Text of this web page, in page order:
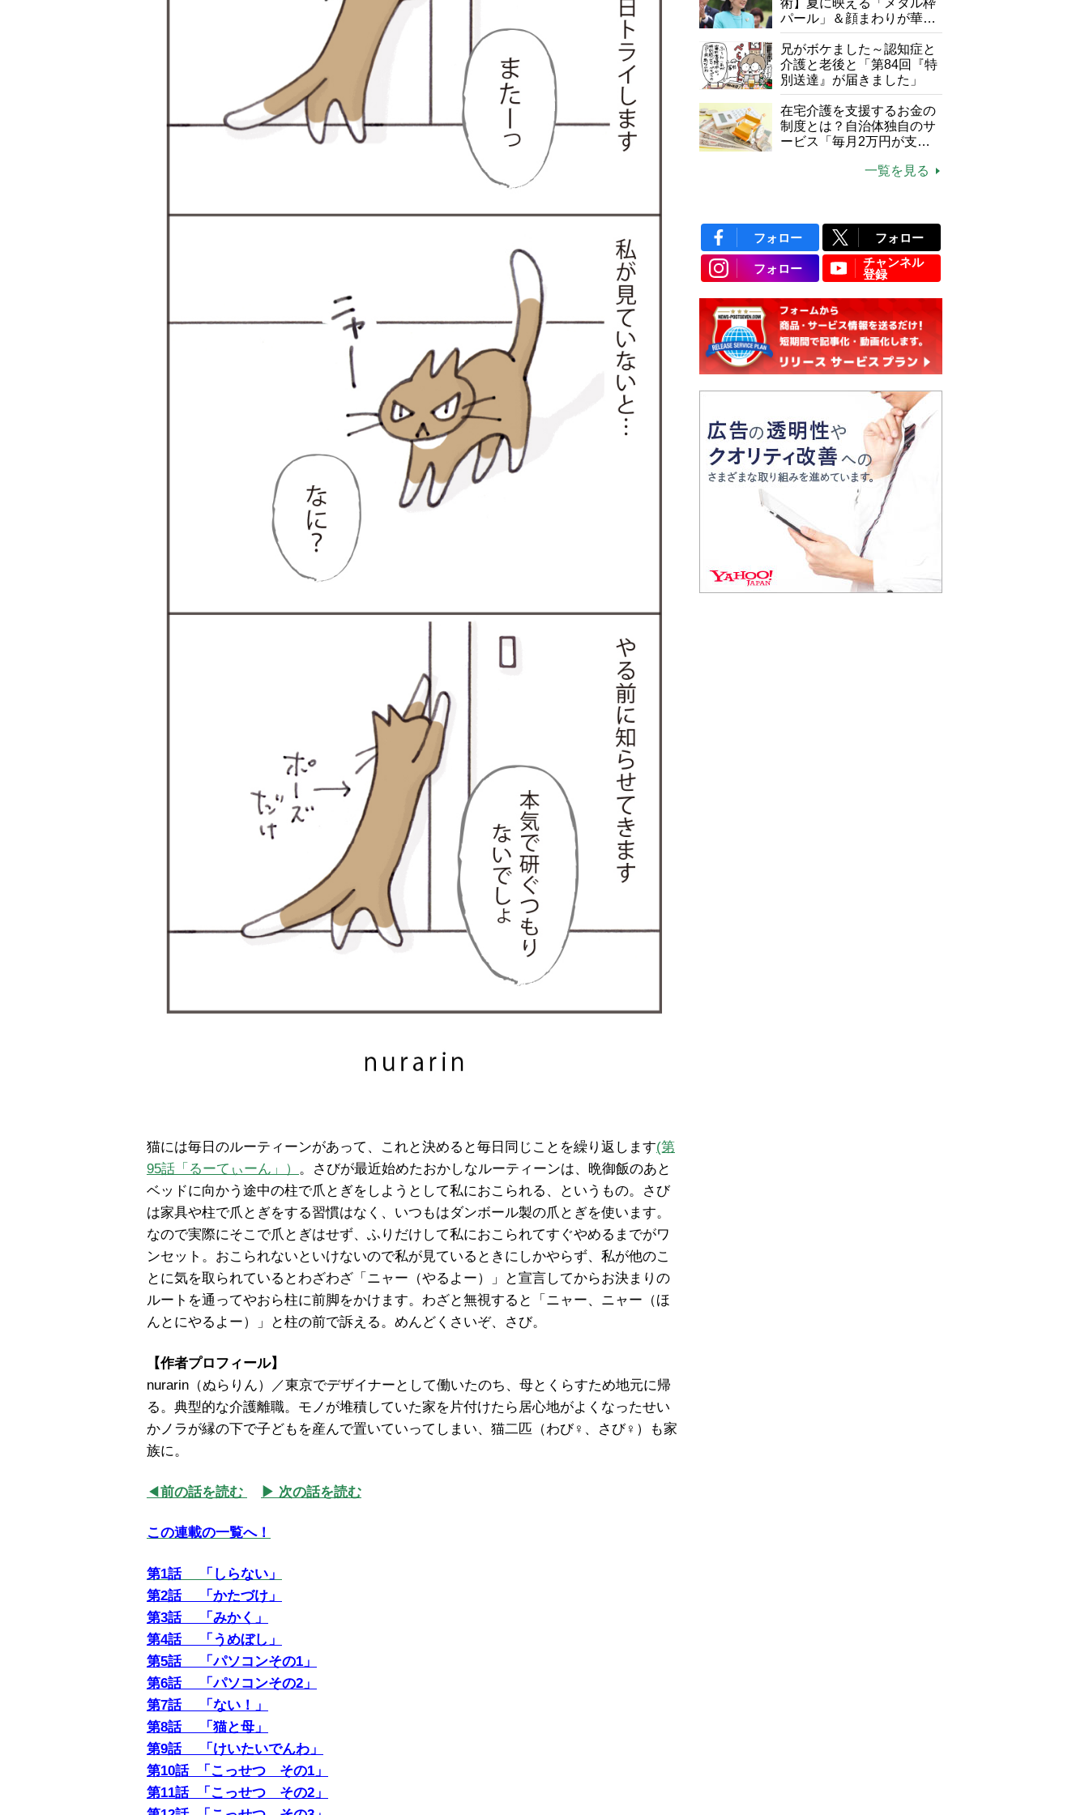
猫には毎日のルーティーンがあって、これと決めると毎日同じことを繰り返します(第
95話「るーてぃーん」） 。さびが最近始めたおかしなルーティーンは、晩御飯のあと
ベッドに向かう途中の柱で爪とぎをしようとして私におこられる、というもの。さび
は家具や柱で爪とぎをする習慣はなく、いつもはダンボール製の爪とぎを使います。
なので実際にそこで爪とぎはせず、ふりだけして私におこられてすぐやめるまでがワ
ンセット。おこられないといけないので私が見ているときにしかやらず、私が他のこ
とに気を取られているとわざわざ「ニャー（やるよー）」と宣言してからお決まりの
ルートを通ってやおら柱に前脚をかけます。わざと無視すると「ニャー、ニャー（ほ
んとにやるよー）」と柱の前で訴える。めんどくさいぞ、さび。
【作者プロフィール】
nurarin（ぬらりん）／東京でデザイナーとして働いたのち、母とくらすため地元に帰
る。典型的な介護離職。モノが堆積していた家を片付けたら居心地がよくなったせい
かノラが縁の下で子どもを産んで置いていってしまい、猫二匹（わび♀、さび♀）も家
族に。
◀前の話を読む ▶ 次の話を読む
この連載の一覧へ！
第1話 「しらない」
第2話 「かたづけ」
第3話 「みかく」
第4話 「うめぼし」
第5話 「パソコンその1」
第6話 「パソコンその2」
第7話 「ない！」
第8話 「猫と母」
第9話 「けいたいでんわ」
第10話 「こっせつ その1」
第11話 「こっせつ その2」
て現在は？
術】夏に映える「メタル枠
パール」＆顔まわりが華や
ぐ「揺れる一粒」の使い分
け方
兄がボケました～認知症と
介護と老後と「第84回『特
別送達』が届きました」
在宅介護を支援するお金の
制度とは？自治体独自のサ
ービス「毎月2万円が支給
一覧を見る
フォロー フォロー
フォロー
チャンネル
登録